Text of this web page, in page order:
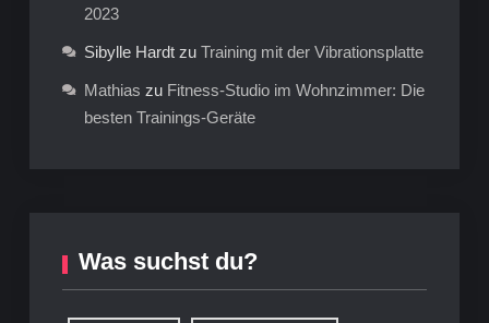
2023
Sibylle Hardtzu Training mit der Vibrationsplatte
Mathias zu Fitness-Studio im Wohnzimmer: Die
besten Trainings-Geräte
Was suchst du?